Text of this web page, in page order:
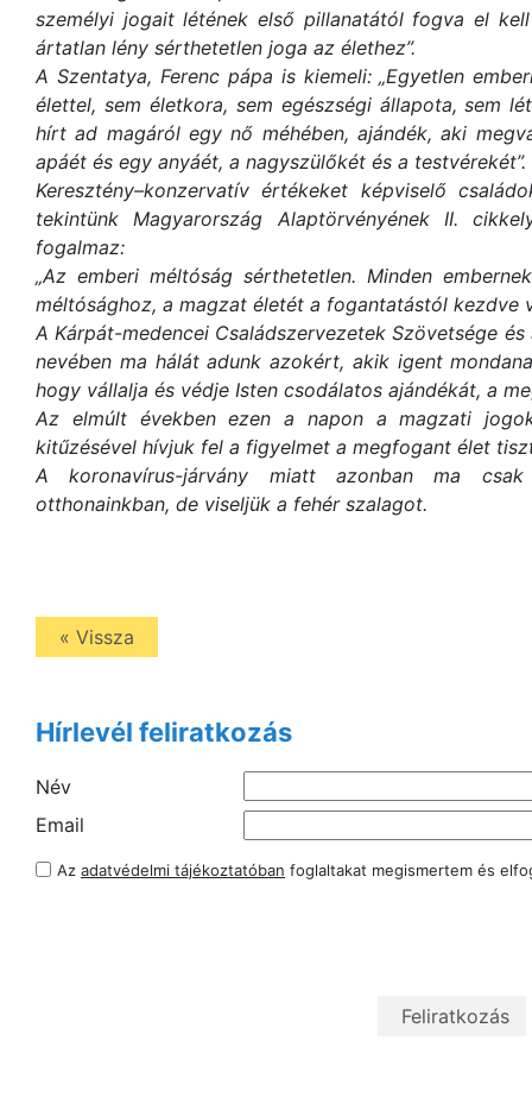
személyi jogait létének első pillanatától fogva el
ártatlan lény sérthetetlen joga az élethez”.
A Szentatya, Ferenc pápa is kiemeli: „Egyetlen
élettel, sem életkora, sem egészségi állapota, sem
hírt ad magáról egy nő méhében, ajándék, aki
apáét és egy anyáét, a nagyszülőkét és a testvérekét”.
Keresztény–konzervatív értékeket képviselő
tekintünk Magyarország Alaptörvényének II.
fogalmaz:
„Az emberi méltóság sérthetetlen. Minden
méltósághoz, a magzat életét a fogantatástól kezdve
A Kárpát-medencei Családszervezetek Szövetsége
nevében ma hálát adunk azokért, akik igent
hogy vállalja és védje Isten csodálatos ajándékát, a
Az elmúlt években ezen a napon a magzati
kitűzésével hívjuk fel a figyelmet a megfogant élet
A koronavírus-járvány miatt azonban ma
otthonainkban, de viseljük a fehér szalagot.
« Vissza
Hírlevél feliratkozás
Név
Email
Az adatvédelmi tájékoztatóban foglaltakat megismertem és